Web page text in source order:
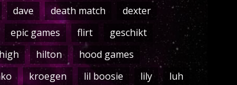
dave death match
dexter
epic games flirt
geschikt
hilton
hood games
kroegen lil boosie lily
luh